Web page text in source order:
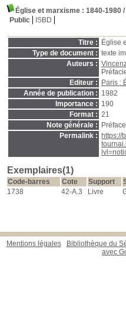
Église et marxisme : 1840-1980 /
Public
ISBD
Titre :
Église
Type de document : texte
Auteurs :
Editeur :
Paris :
Année de publication : 1982
Importance : 190
Format : 21
Note générale :
Permalink :
https://
Exemplaires(1)
Code-barres Cote Support
1738
42-A.3 Livre
Mentions légales Bibliothèque du
avec